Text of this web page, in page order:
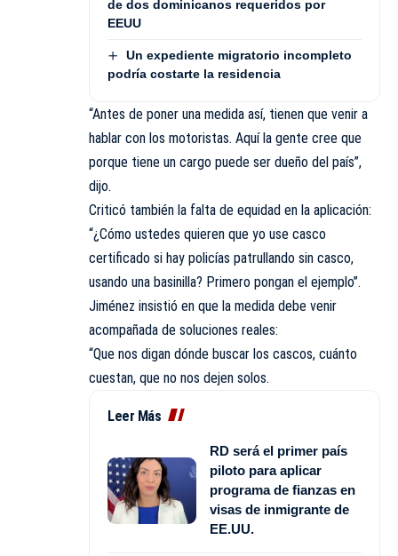
de dos dominicanos requeridos por
EEUU
Un expediente migratorio incompleto
podría costarte la residencia
“Antes de poner una medida así, tienen que venir a
hablar con los motoristas. Aquí la gente cree que
porque tiene un cargo puede ser dueño del país”,
dijo.
Criticó también la falta de equidad en la aplicación:
“¿Cómo ustedes quieren que yo use casco
certificado si hay policías patrullando sin casco,
usando una basinilla? Primero pongan el ejemplo”.
Jiménez insistió en que la medida debe venir
acompañada de soluciones reales:
“Que nos digan dónde buscar los cascos, cuánto
cuestan, que no nos dejen solos.
Leer Más
RD será el primer país
piloto para aplicar
programa de fianzas en
visas de inmigrante de
EE.UU.